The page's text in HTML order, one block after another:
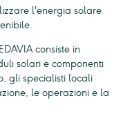
l'energia solare
consiste in
solari e componenti
gli specialisti locali
le operazioni e la